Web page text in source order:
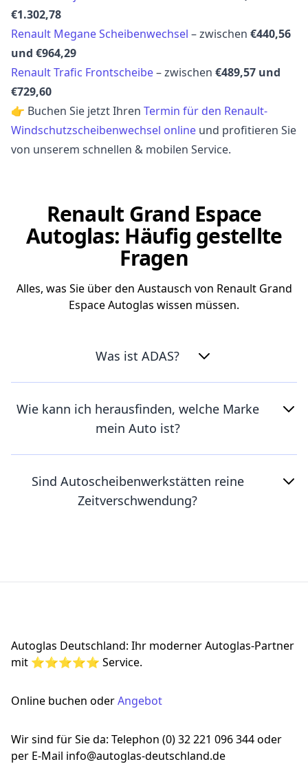
€1.302,78
Renault Megane Scheibenwechsel – zwischen €440,56
und €964,29
Renault Trafic Frontscheibe– zwischen €489,57 und
€729,60
👉 Buchen Sie jetzt Ihren Termin für den Renault-
Windschutzscheibenwechsel online und profitieren Sie
von unserem schnellen & mobilen Service.
Renault Grand Espace
Autoglas: Häufig gestellte
Fragen
Alles, was Sie über den Austausch von Renault Grand
Espace Autoglas wissen müssen.
Was ist ADAS?
Wie kann ich herausfinden, welche Marke
mein Auto ist?
Sind Autoscheibenwerkstätten reine
Zeitverschwendung?
Autoglas Deutschland: Ihr moderner Autoglas-Partner
mit ⭐⭐⭐⭐⭐ Service.
Online buchen oderAngebot
Wir sind für Sie da: Telephon (0) 32 221 096 344 oder
per E-Mail info@autoglas-deutschland.de